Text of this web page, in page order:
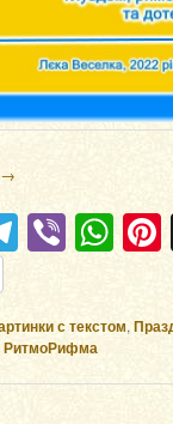
→
Viber
с текстом,
РитмоРифма